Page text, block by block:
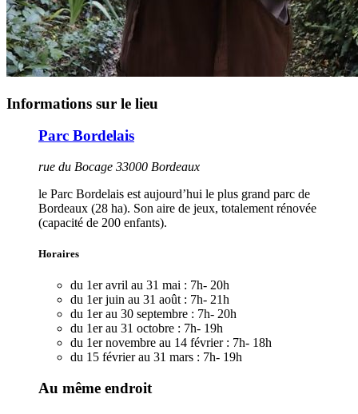
Informations sur le lieu
Parc Bordelais
rue du Bocage 33000 Bordeaux
le Parc Bordelais est aujourd’hui le plus grand parc de
Bordeaux (28 ha). Son aire de jeux, totalement rénovée
(capacité de 200 enfants).
Horaires
du 1er avril au 31 mai : 7h- 20h
du 1er juin au 31 août : 7h- 21h
du 1er au 30 septembre : 7h- 20h
du 1er au 31 octobre : 7h- 19h
du 1er novembre au 14 février : 7h- 18h
du 15 février au 31 mars : 7h- 19h
Au même endroit